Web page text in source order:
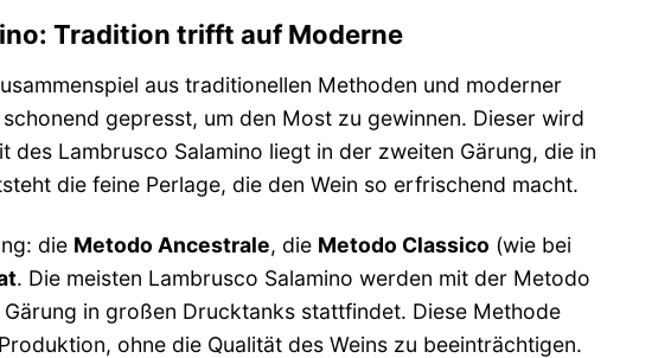
Tradition trifft auf Moderne
aus traditionellen Methoden und moderner
gepresst, um den Most zu gewinnen. Dieser wird
des Lambrusco Salamino liegt in der zweiten Gärung, die in
die feine Perlage, die den Wein so erfrischend macht.
die Metodo Ancestrale, die Metodo Classico (wie bei
. Die meisten Lambrusco Salamino werden mit der Metodo
in großen Drucktanks stattfindet. Diese Methode
ohne die Qualität des Weins zu beeinträchtigen.